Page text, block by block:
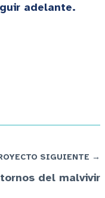
adelante.
SIGUIENTE →
del malvivir